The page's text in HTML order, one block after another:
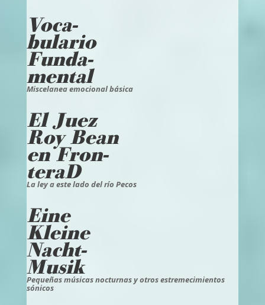
Voca-
bulario
Funda-
mental
Miscelanea emocional básica
El Juez
Roy Bean
en Fron-
teraD
La ley a este lado del río Pecos
Eine
Kleine
Nacht-
Musik
Pequeñas músicas nocturnas y otros estremecimientos
sónicos